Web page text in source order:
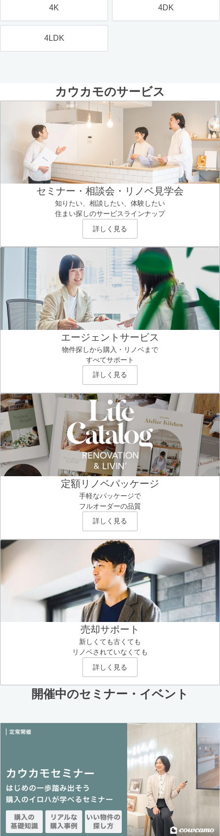
4K 4DK
4LDK
カウカモのサービス
セミナー・相談会・リノベ見学会
知りたい、相談したい、体験したい
住まい探しのサービスラインナップ
詳しく見る
エージェントサービス
物件探しから購入・リノベまで
すべてサポート
詳しく見る
定額リノベパッケージ
手軽なパッケージで
フルオーダーの品質
詳しく見る
売却サポート
新しくても古くても
リノベされていなくても
詳しく見る
開催中のセミナー・イベント